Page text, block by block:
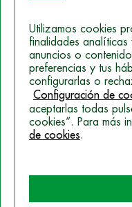
Política de Cookies
Mapa del sitio
Politica de Privacidad
© 2026 Campus Training
Utilizamos cookies
finalidades
anuncios o
preferencias y tus
configurarlas o
Configuración de
aceptarlas todas
cookies”. Para más
de cookies.